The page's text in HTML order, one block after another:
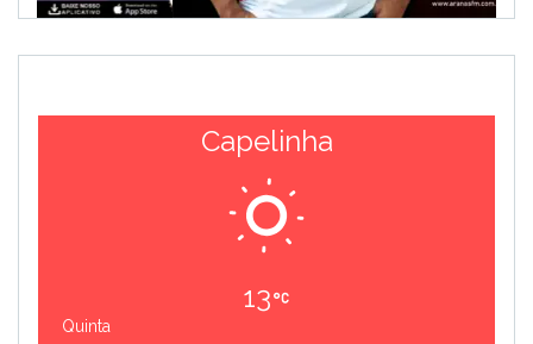
Capelinha
13
Quinta